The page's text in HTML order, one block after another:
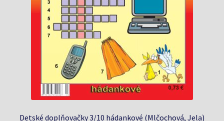
Detské doplňovačky 3/10 hádankové (Mlčochová, Jela)